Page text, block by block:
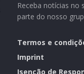
Receba notícias no
parte do nosso
Termos e
Imprint
Isenção de